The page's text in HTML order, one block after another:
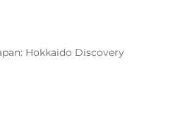
Hokkaido Discovery